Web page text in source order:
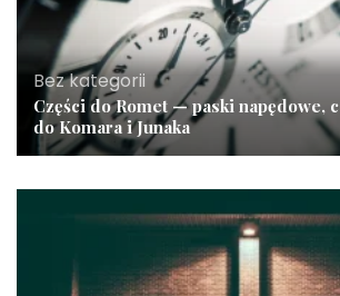
Bez kategorii
Części do Romet — paski napędowe,
do Komara i Junaka